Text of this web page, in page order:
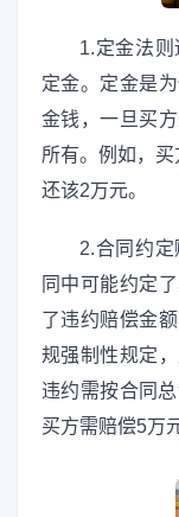
1.定金法
定金。定金是
金钱，一旦买
所有。例如，
还该2万元。
2.合同约
同中可能约定
了违约赔偿金
规强制性规定
违约需按合同
买方需赔偿5万